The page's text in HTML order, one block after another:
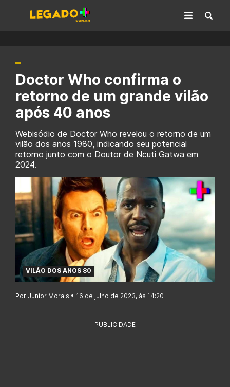
Doctor Who confirma o
retorno de um grande vilão
após 40 anos
Webisódio de Doctor Who revelou o retorno de um
vilão dos anos 1980, indicando seu potencial
retorno junto com o Doutor de Ncuti Gatwa em
2024.
VILÃO DOS ANOS 80
Por Junior Morais • 16 de julho de 2023, às 14:20
PUBLICIDADE